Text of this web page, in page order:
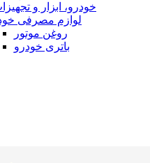
خودرو، ابزار و
لوازم مصرفی
روغن موتور
باتری خودرو